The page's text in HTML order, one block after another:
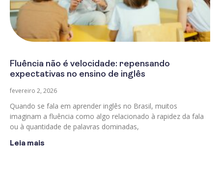
Fluência não é velocidade: repensando
expectativas no ensino de inglês
fevereiro 2, 2026
Quando se fala em aprender inglês no Brasil, muitos
imaginam a fluência como algo relacionado à rapidez da fala
ou à quantidade de palavras dominadas,
Leia mais